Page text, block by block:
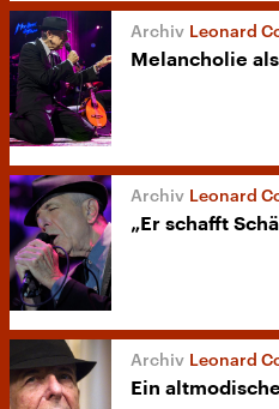
Leonard
Melancholie
Leonard
„Er schafft
Leonard
Ein